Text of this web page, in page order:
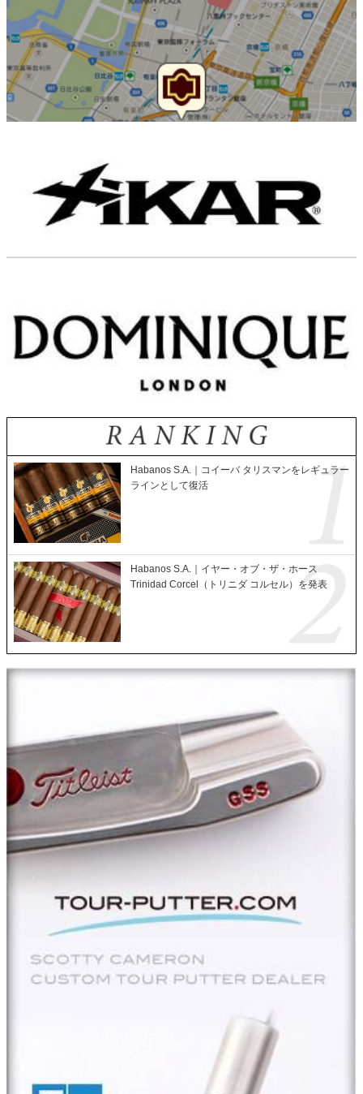
Habanos S.A.｜コイーバ タリスマンをレギュラー
ラインとして復活
Habanos S.A.｜イヤー・オブ・ザ・ホース
Trinidad Corcel（トリニダ コルセル）を発表